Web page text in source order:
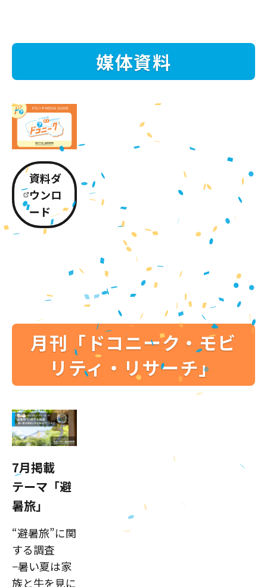
媒体資料
資料ダ
ウンロ
ード
月刊「ドコニーク・モビ
リティ・リサーチ」
7月掲載
テーマ「避
暑旅」
“避暑旅”に関
する調査
−暑い夏は家
族と牛を見に